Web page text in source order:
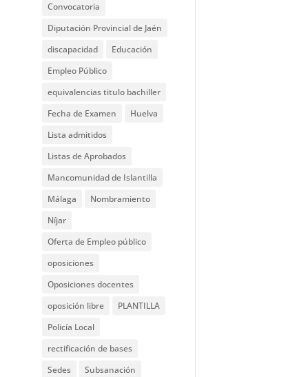
Convocatoria
Diputación Provincial de Jaén
discapacidad
Educación
Empleo Público
equivalencias titulo bachiller
Fecha de Examen
Huelva
Lista admitidos
Listas de Aprobados
Mancomunidad de Islantilla
Málaga
Nombramiento
Níjar
Oferta de Empleo público
oposiciones
Oposiciones docentes
oposición libre
PLANTILLA
Policía Local
rectificación de bases
Sedes
Subsanación